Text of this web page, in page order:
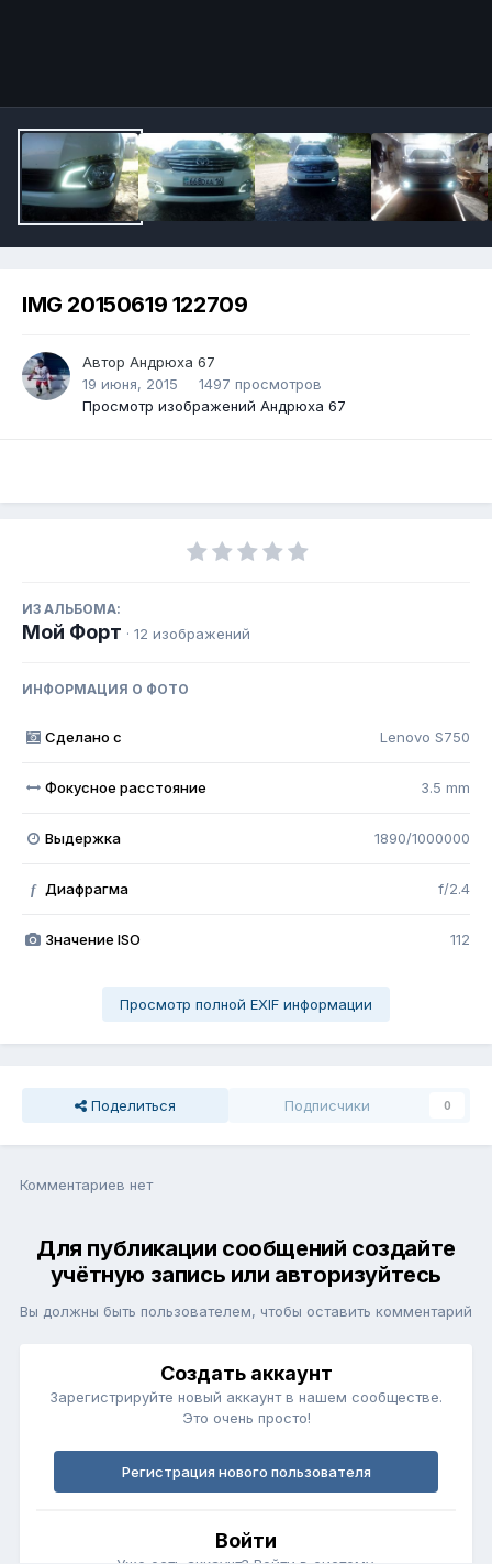
IMG 20150619 122709
Автор Андрюха 67
19 июня, 2015
1497 просмотров
Просмотр изображений Андрюха 67
ИЗ АЛЬБОМА:
Мой Форт · 12 изображений
ИНФОРМАЦИЯ О ФОТО
Сделано с Lenovo S750
Фокусное расстояние 3.5 mm
Выдержка 1890/1000000
f Диафрагма f/2.4
Значение ISO 112
Просмотр полной EXIF информации
Поделиться Подписчики 0
Комментариев нет
Для публикации сообщений создайте
учётную запись или авторизуйтесь
Вы должны быть пользователем, чтобы оставить комментарий
Создать аккаунт
Зарегистрируйте новый аккаунт в нашем сообществе.
Это очень просто!
Регистрация нового пользователя
Войти